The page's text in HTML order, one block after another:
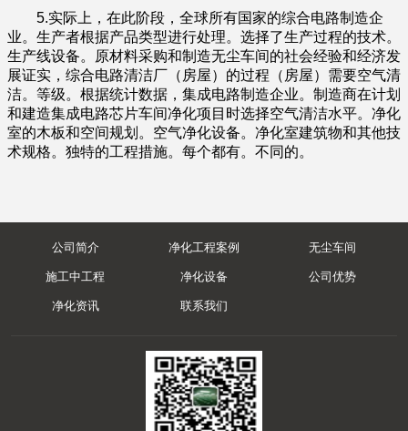
5.实际上，在此阶段，全球所有国家的综合电路制造企
业。生产者根据产品类型进行处理。选择了生产过程的技术。
生产线设备。原材料采购和制造无尘车间的社会经验和经济发
展证实，综合电路清洁厂（房屋）的过程（房屋）需要空气清
洁。等级。根据统计数据，集成电路制造企业。制造商在计划
和建造集成电路芯片车间净化项目时选择空气清洁水平。净化
室的木板和空间规划。空气净化设备。净化室建筑物和其他技
术规格。独特的工程措施。每个都有。不同的。
公司简介 净化工程案例 无尘车间
施工中工程 净化设备 公司优势
净化资讯 联系我们